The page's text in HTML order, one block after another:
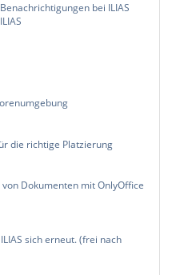
bei ILIAS
die richtige Platzierung
Dokumenten mit OnlyOffice
sich erneut. (frei nach